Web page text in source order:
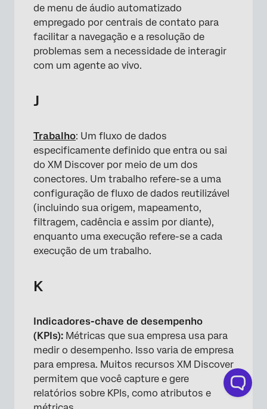
de menu de áudio automatizado
empregado por centrais de contato para
facilitar a navegação e a resolução de
problemas sem a necessidade de interagir
com um agente ao vivo.
J
Trabalho: Um fluxo de dados
especificamente definido que entra ou sai
do XM Discover por meio de um dos
conectores. Um trabalho refere-se a uma
configuração de fluxo de dados reutilizável
(incluindo sua origem, mapeamento,
filtragem, cadência e assim por diante),
enquanto uma execução refere-se a cada
execução de um trabalho.
K
Indicadores-chave de desempenho
(KPIs): Métricas que sua empresa usa para
medir o desempenho. Isso varia de empresa
para empresa. Muitos recursos XM Discover
permitem que você capture e gere
relatórios sobre KPIs, como atributos e